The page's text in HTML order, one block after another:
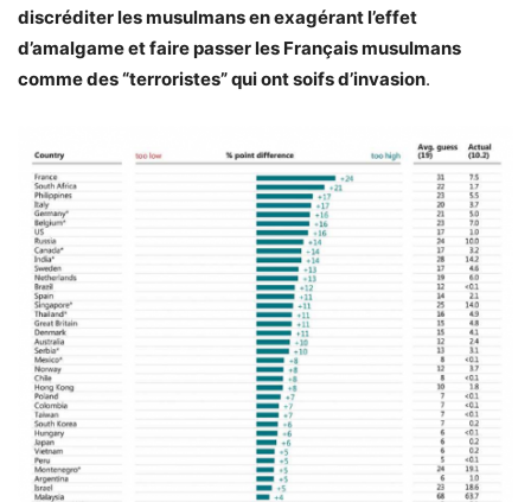
discréditer les musulmans en exagérant l’effet
d’amalgame et faire passer les Français musulmans
comme des “terroristes” qui ont soifs d’invasion.